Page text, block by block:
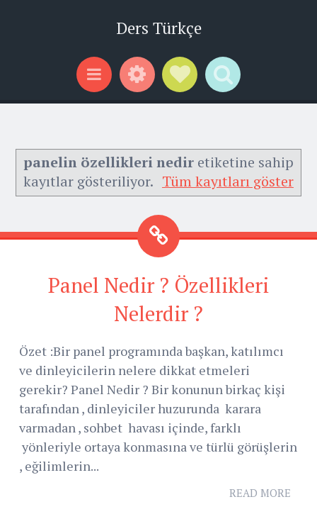
Ders Türkçe
Menu WidgetsSocial Links
Search
panelin özellikleri nedir etiketine sahip
kayıtlar gösteriliyor. Tüm kayıtları göster
Panel Nedir ? Özellikleri
Nelerdir ?
Özet :Bir panel programında başkan, katılımcı
ve dinleyicilerin nelere dikkat etmeleri
gerekir? Panel Nedir ? Bir konunun birkaç kişi
tarafından , dinleyiciler huzurunda karara
varmadan , sohbet havası içinde, farklı
yönleriyle ortaya konmasına ve türlü görüşlerin
, eğilimlerin...
READ MORE